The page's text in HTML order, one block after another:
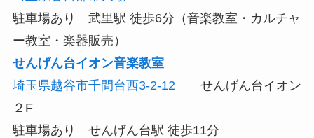
駐車場あり 武里駅 徒歩6分（音楽教室・カルチャ
ー教室・楽器販売）
せんげん台イオン音楽教室
埼玉県越谷市千間台西3-2-12 せんげん台イオン
２F
駐車場あり せんげん台駅 徒歩11分